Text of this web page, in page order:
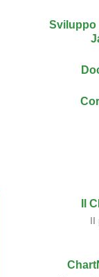
Sviluppo
Il